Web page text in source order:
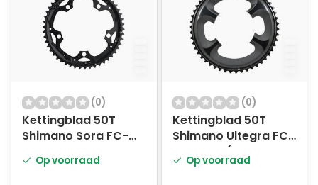
(0)
Kettingblad 50T
Shimano Sora FC-
Op voorraad
(0)
Kettingblad 50T
Shimano Ultegra FC-
6800 MA (voor 50-
34T)Op voorraad